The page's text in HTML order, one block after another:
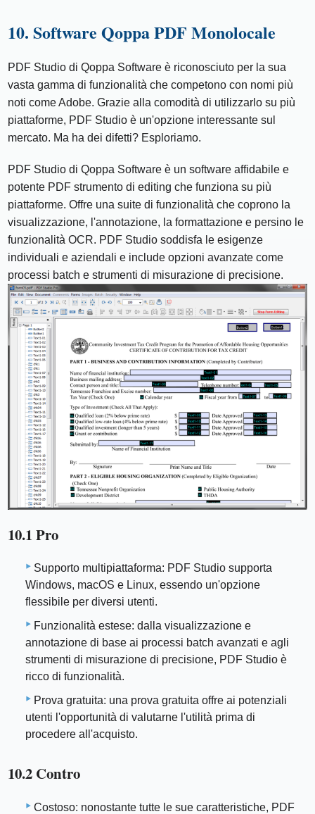
10. Software Qoppa PDF Monolocale
PDF Studio di Qoppa Software è riconosciuto per la sua
vasta gamma di funzionalità che competono con nomi più
noti come Adobe. Grazie alla comodità di utilizzarlo su più
piattaforme, PDF Studio è un'opzione interessante sul
mercato. Ma ha dei difetti? Esploriamo.
PDF Studio di Qoppa Software è un software affidabile e
potente PDF strumento di editing che funziona su più
piattaforme. Offre una suite di funzionalità che coprono la
visualizzazione, l'annotazione, la formattazione e persino le
funzionalità OCR. PDF Studio soddisfa le esigenze
individuali e aziendali e include opzioni avanzate come
processi batch e strumenti di misurazione di precisione.
10.1 Pro
Supporto multipiattaforma: PDF Studio supporta
Windows, macOS e Linux, essendo un'opzione
flessibile per diversi utenti.
Funzionalità estese: dalla visualizzazione e
annotazione di base ai processi batch avanzati e agli
strumenti di misurazione di precisione, PDF Studio è
ricco di funzionalità.
Prova gratuita: una prova gratuita offre ai potenziali
utenti l'opportunità di valutarne l'utilità prima di
procedere all'acquisto.
10.2 Contro
Costoso: nonostante tutte le sue caratteristiche, PDF